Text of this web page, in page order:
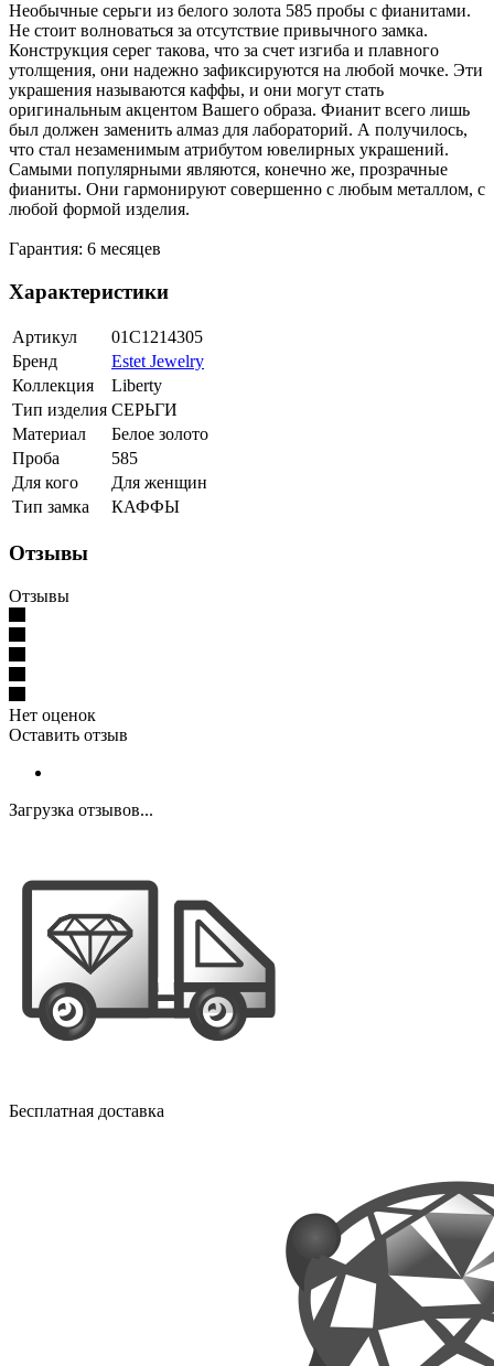
Необычные серьги из белого золота 585 пробы с фианитами.
Не стоит волноваться за отсутствие привычного замка.
Конструкция серег такова, что за счет изгиба и плавного
утолщения, они надежно зафиксируются на любой мочке. Эти
украшения называются каффы, и они могут стать
оригинальным акцентом Вашего образа. Фианит всего лишь
был должен заменить алмаз для лабораторий. А получилось,
что стал незаменимым атрибутом ювелирных украшений.
Самыми популярными являются, конечно же, прозрачные
фианиты. Они гармонируют совершенно с любым металлом, с
любой формой изделия.
Гарантия: 6 месяцев
Характеристики
Артикул
01С1214305
Бренд
Estet Jewelry
Коллекция
Liberty
Тип изделия СЕРЬГИ
Материал
Белое золото
Проба
585
Для кого
Для женщин
Тип замка
КАФФЫ
Отзывы
Отзывы
Нет оценок
Оставить отзыв
Загрузка отзывов...
Бесплатная доставка